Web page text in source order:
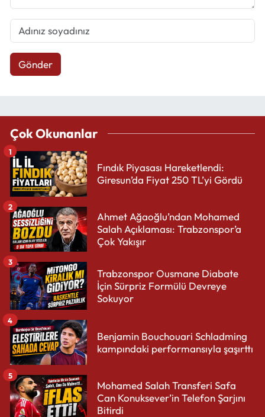
Gönder
Çok Okunanlar
Fındık Piyasası Hareketlendi:
Giresun’da Fiyat 250 TL’yi Gördü
1
Ahmet Ağaoğlu’ndan Mohamed
Salah Açıklaması: Trabzonspor’a
Çok Yakışır
2
Trabzonspor Ousmane Diabate
İçin Sürpriz Formülü Devreye
Sokuyor
3
Benjamin Bouchouari Schladming
kampındaki performansıyla şaşırttı
4
Mohamed Salah Transferi Safa
Can Konuksever’in Telefon Şarjını
Bitirdi
5